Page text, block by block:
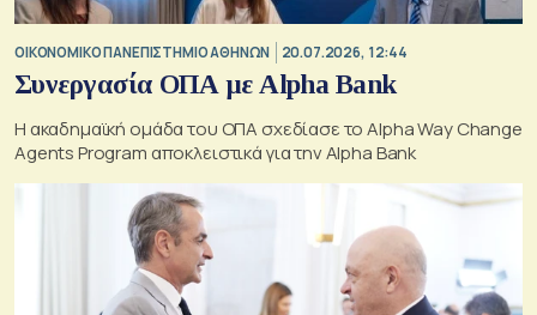
ΟΙΚΟΝΟΜΙΚΟ ΠΑΝΕΠΙΣΤΗΜΙΟ ΑΘΗΝΩΝ 20.07.2026, 12:44
Συνεργασία ΟΠΑ με Alpha Bank
Η ακαδημαϊκή ομάδα του ΟΠΑ σχεδίασε το Alpha Way Change
Agents Program αποκλειστικά για την Alpha Bank